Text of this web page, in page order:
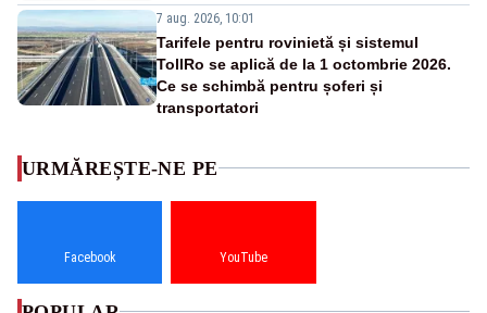
7 aug. 2026, 10:01
Tarifele pentru rovinietă și sistemul
TollRo se aplică de la 1 octombrie 2026.
Ce se schimbă pentru șoferi și
transportatori
URMĂREȘTE-NE PE
Facebook YouTube